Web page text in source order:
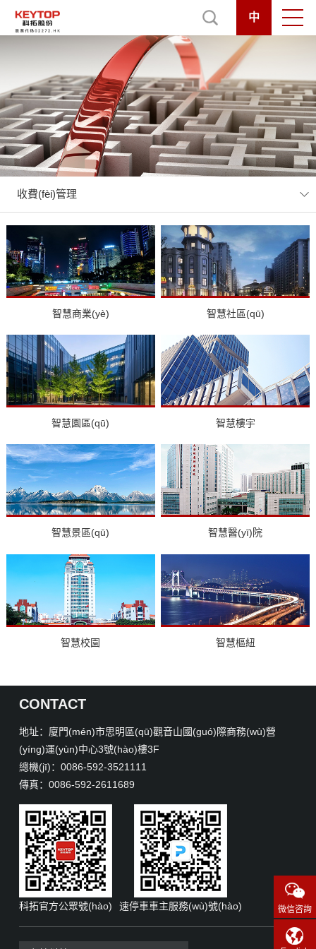
中
收費(fèi)管理
智慧商業(yè) 智慧社區(qū)
智慧園區(qū) 智慧樓宇
智慧景區(qū) 智慧醫(yī)院
智慧校園 智慧樞紐
CONTACT
地址：廈門(mén)市思明區(qū)觀音山國(guó)際商務(wù)營
(yíng)運(yùn)中心3號(hào)樓3F
總機(jī)：0086-592-3521111
傳真：0086-592-2611689
科拓官方公眾號(hào) 速停車車主服務(wù)號(hào) 微信咨詢